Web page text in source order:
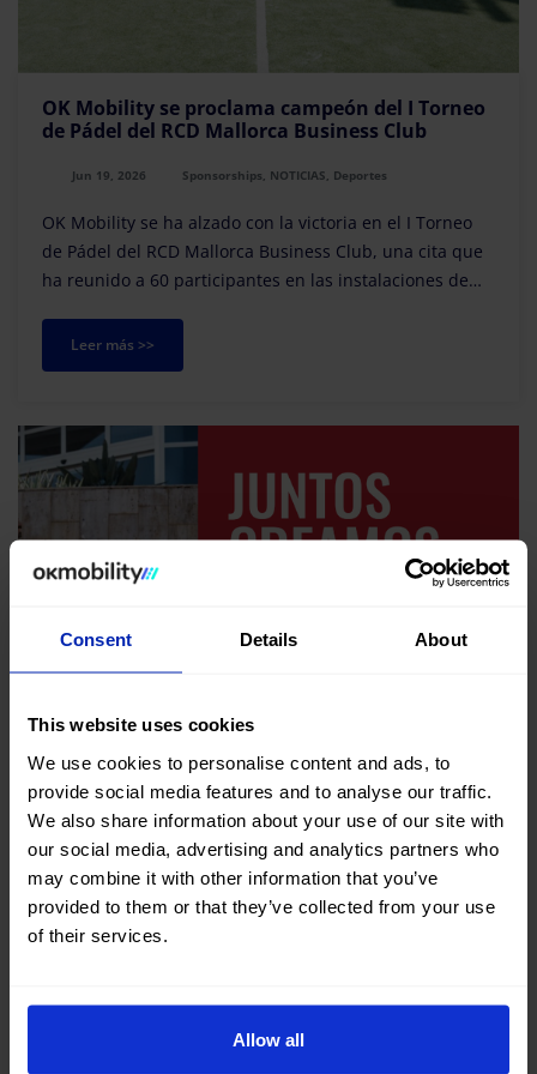
Consent Details About
This website uses cookies
We use cookies to personalise content and ads, to
provide social media features and to analyse our traffic.
We also share information about your use of our site with
our social media, advertising and analytics partners who
may combine it with other information that you’ve
provided to them or that they’ve collected from your use
of their services.
Allow all
OK Mobility se proclama campeón del I Torneo
de Pádel del RCD Mallorca Business Club
Jun 19, 2026 Sponsorships, NOTICIAS, Deportes
OK Mobility se ha alzado con la victoria en el I Torneo
de Pádel del RCD Mallorca Business Club, una cita que
ha reunido a 60 participantes en las instalaciones de
de diferentes empresas vinculadas al club de negocios.
Leer más >>
Reafirmamos nuestra colaboración con AJE
Jun 9, 2026 RSC, NOTICIAS, Colaboraciones
OK Mobility renueva su acuerdo de colaboración con